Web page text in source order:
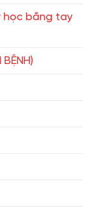
học bằng tay